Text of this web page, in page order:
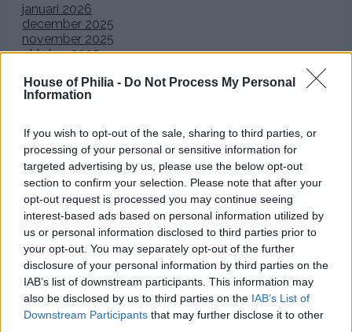
House of Philia - Do Not Process My Personal
Information
If you wish to opt-out of the sale, sharing to third parties, or
processing of your personal or sensitive information for
targeted advertising by us, please use the below opt-out
section to confirm your selection. Please note that after your
opt-out request is processed you may continue seeing
interest-based ads based on personal information utilized by
us or personal information disclosed to third parties prior to
your opt-out. You may separately opt-out of the further
disclosure of your personal information by third parties on the
IAB’s list of downstream participants. This information may
also be disclosed by us to third parties on the IAB’s List of
Downstream Participants that may further disclose it to other
januari 2026
december 2025
november 2025
oktober 2025
augusti 2025
juli 2025
maj 2025
april 2025
mars 2025
februari 2025
januari 2025
december 2024
november 2024
oktober 2024
september 2024
augusti 2024
juli 2024
juni 2024
maj 2024
april 2024